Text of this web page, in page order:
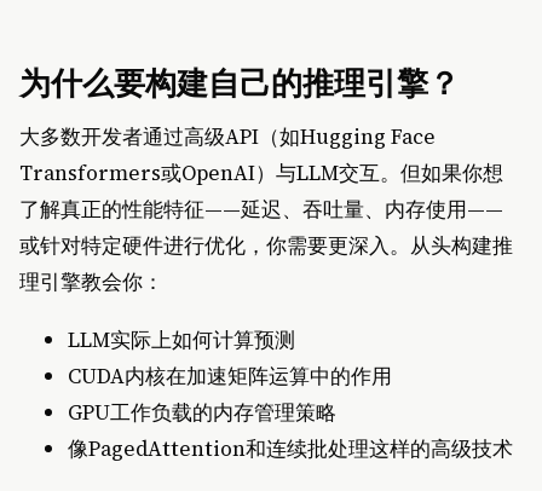
为什么要构建自己的推理引擎？
大多数开发者通过高级API（如Hugging Face
Transformers或OpenAI）与LLM交互。但如果你想
了解真正的性能特征——延迟、吞吐量、内存使用——
或针对特定硬件进行优化，你需要更深入。从头构建推
理引擎教会你：
LLM实际上如何计算预测
CUDA内核在加速矩阵运算中的作用
GPU工作负载的内存管理策略
像PagedAttention和连续批处理这样的高级技术